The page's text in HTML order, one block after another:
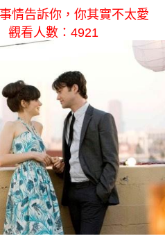
情告訴你，你其實不太愛
觀看人數：4921